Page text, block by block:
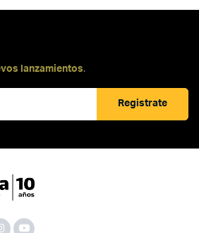
lanzamientos.
Registrate